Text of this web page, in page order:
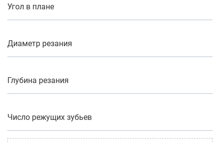
Угол в плане
Диаметр резания
Глубина резания
Число режущих зубьев